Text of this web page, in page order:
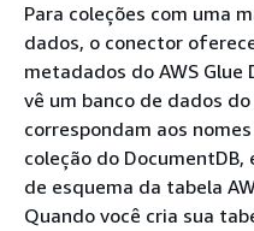
Para coleções com uma
dados, o conector
metadados do AWS
vê um banco de dados
correspondam aos
coleção do
de esquema da tabela
Quando você cria sua